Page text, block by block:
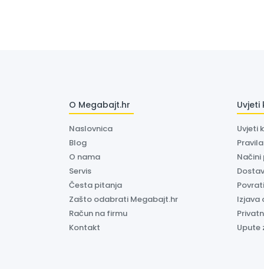
O Megabajt.hr
Naslovnica
Blog
O nama
Servis
Česta pitanja
Zašto odabrati Megabajt.hr
Račun na firmu
Kontakt
Uvjeti
Uvjeti
Izjava
Upute